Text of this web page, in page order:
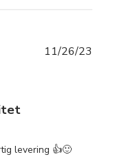
levering 👍🙂
11/26/23